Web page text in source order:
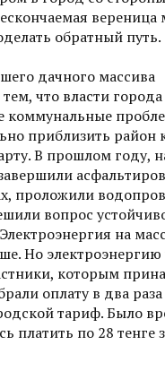
обратный путь.
дачного массива
что власти
коммунальные
приблизить район
В прошлом году,
проложили
вопрос
на
Но электроэнергию
которым
оплату в два
тариф. Было
платить по 28 тенге